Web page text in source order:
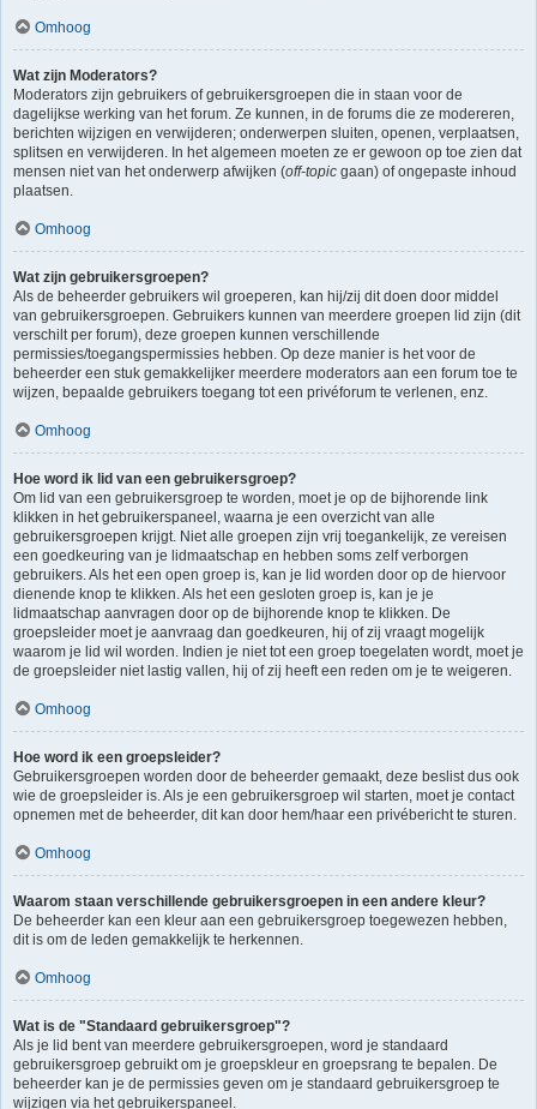
Omhoog
Wat zijn Moderators?
Moderators zijn gebruikers of gebruikersgroepen die in staan voor de
dagelijkse werking van het forum. Ze kunnen, in de forums die ze modereren,
berichten wijzigen en verwijderen; onderwerpen sluiten, openen, verplaatsen,
splitsen en verwijderen. In het algemeen moeten ze er gewoon op toe zien dat
mensen niet van het onderwerp afwijken (off-topic gaan) of ongepaste inhoud
plaatsen.
Omhoog
Wat zijn gebruikersgroepen?
Als de beheerder gebruikers wil groeperen, kan hij/zij dit doen door middel
van gebruikersgroepen. Gebruikers kunnen van meerdere groepen lid zijn (dit
verschilt per forum), deze groepen kunnen verschillende
permissies/toegangspermissies hebben. Op deze manier is het voor de
beheerder een stuk gemakkelijker meerdere moderators aan een forum toe te
wijzen, bepaalde gebruikers toegang tot een privéforum te verlenen, enz.
Omhoog
Hoe word ik lid van een gebruikersgroep?
Om lid van een gebruikersgroep te worden, moet je op de bijhorende link
klikken in het gebruikerspaneel, waarna je een overzicht van alle
gebruikersgroepen krijgt. Niet alle groepen zijn vrij toegankelijk, ze vereisen
een goedkeuring van je lidmaatschap en hebben soms zelf verborgen
gebruikers. Als het een open groep is, kan je lid worden door op de hiervoor
dienende knop te klikken. Als het een gesloten groep is, kan je je
lidmaatschap aanvragen door op de bijhorende knop te klikken. De
groepsleider moet je aanvraag dan goedkeuren, hij of zij vraagt mogelijk
waarom je lid wil worden. Indien je niet tot een groep toegelaten wordt, moet je
de groepsleider niet lastig vallen, hij of zij heeft een reden om je te weigeren.
Omhoog
Hoe word ik een groepsleider?
Gebruikersgroepen worden door de beheerder gemaakt, deze beslist dus ook
wie de groepsleider is. Als je een gebruikersgroep wil starten, moet je contact
opnemen met de beheerder, dit kan door hem/haar een privébericht te sturen.
Omhoog
Waarom staan verschillende gebruikersgroepen in een andere kleur?
De beheerder kan een kleur aan een gebruikersgroep toegewezen hebben,
dit is om de leden gemakkelijk te herkennen.
Omhoog
Wat is de "Standaard gebruikersgroep"?
Als je lid bent van meerdere gebruikersgroepen, word je standaard
gebruikersgroep gebruikt om je groepskleur en groepsrang te bepalen. De
beheerder kan je de permissies geven om je standaard gebruikersgroep te
wijzigen via het gebruikerspaneel.